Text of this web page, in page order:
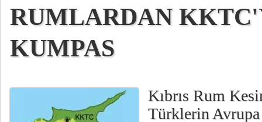
RUMLARDAN
KUMPAS
Kıbrıs Rum
Türklerin